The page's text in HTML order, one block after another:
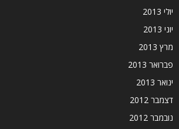
יולי 2013
יוני 2013
מרץ 2013
פברואר 2013
ינואר 2013
דצמבר 2012
נובמבר 2012